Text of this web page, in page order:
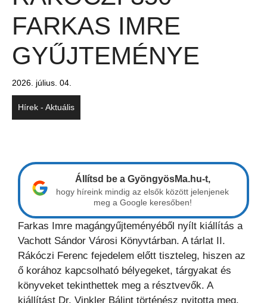
FARKAS IMRE
GYŰJTEMÉNYE
2026. július. 04.
Hírek - Aktuális
Állítsd be a GyöngyösMa.hu-t,
hogy híreink mindig az elsők között jelenjenek
meg a Google keresőben!
Farkas Imre magángyűjteményéből nyílt kiállítás a
Vachott Sándor Városi Könyvtárban. A tárlat II.
Rákóczi Ferenc fejedelem előtt tiszteleg, hiszen az
ő korához kapcsolható bélyegeket, tárgyakat és
könyveket tekinthettek meg a résztvevők. A
kiállítást Dr. Vinkler Bálint történész nyitotta meg.